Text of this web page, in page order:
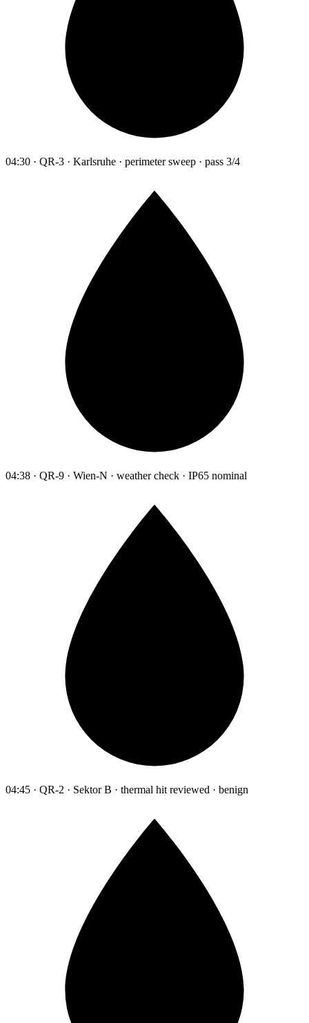
04:30 · QR-3 · Karlsruhe · perimeter sweep · pass 3/4
04:38 · QR-9 · Wien-N · weather check · IP65 nominal
04:45 · QR-2 · Sektor B · thermal hit reviewed · benign